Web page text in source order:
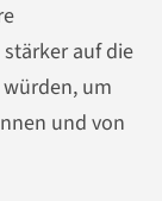
auf die
um
und von